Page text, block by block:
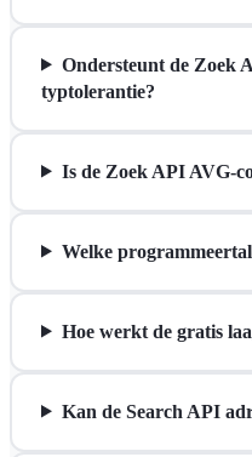
Ondersteunt de Zoek
typtolerantie?
Is de Zoek API AVG-
Welke
Hoe werkt de gratis
Kan de Search API